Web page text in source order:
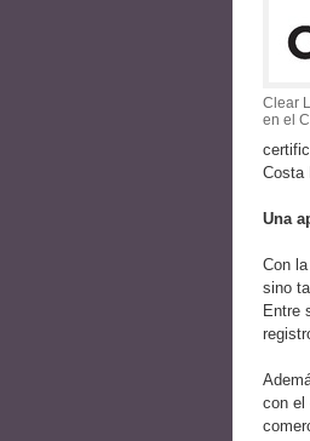
Clear
en el
Costa
Una
Con
sino
Entre
con el